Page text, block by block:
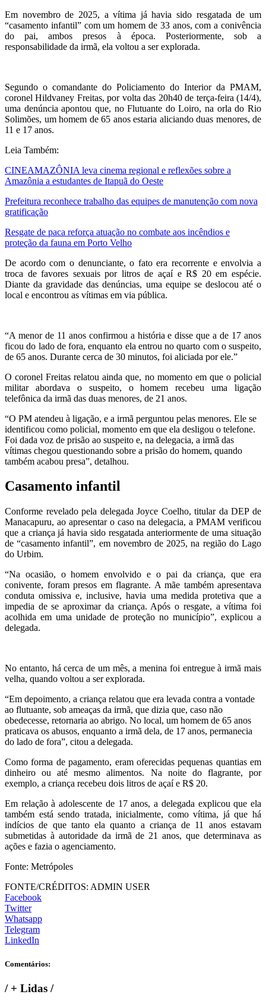
Em novembro de 2025, a vítima já havia sido resgatada de um
“casamento infantil” com um homem de 33 anos, com a conivência
do pai, ambos presos à época. Posteriormente, sob a
responsabilidade da irmã, ela voltou a ser explorada.
Segundo o comandante do Policiamento do Interior da PMAM,
coronel Hildvaney Freitas, por volta das 20h40 de terça-feira (14/4),
uma denúncia apontou que, no Flutuante do Loiro, na orla do Rio
Solimões, um homem de 65 anos estaria aliciando duas menores, de
11 e 17 anos.
Leia Também:
CINEAMAZÔNIA leva cinema regional e reflexões sobre a
Amazônia a estudantes de Itapuã do Oeste
Prefeitura reconhece trabalho das equipes de manutenção com nova
gratificação
Resgate de paca reforça atuação no combate aos incêndios e
proteção da fauna em Porto Velho
De acordo com o denunciante, o fato era recorrente e envolvia a
troca de favores sexuais por litros de açaí e R$ 20 em espécie.
Diante da gravidade das denúncias, uma equipe se deslocou até o
local e encontrou as vítimas em via pública.
“A menor de 11 anos confirmou a história e disse que a de 17 anos
ficou do lado de fora, enquanto ela entrou no quarto com o suspeito,
de 65 anos. Durante cerca de 30 minutos, foi aliciada por ele.”
O coronel Freitas relatou ainda que, no momento em que o policial
militar abordava o suspeito, o homem recebeu uma ligação
telefônica da irmã das duas menores, de 21 anos.
“O PM atendeu à ligação, e a irmã perguntou pelas menores. Ele se
identificou como policial, momento em que ela desligou o telefone.
Foi dada voz de prisão ao suspeito e, na delegacia, a irmã das
vítimas chegou questionando sobre a prisão do homem, quando
também acabou presa”, detalhou.
Casamento infantil
Conforme revelado pela delegada Joyce Coelho, titular da DEP de
Manacapuru, ao apresentar o caso na delegacia, a PMAM verificou
que a criança já havia sido resgatada anteriormente de uma situação
de “casamento infantil”, em novembro de 2025, na região do Lago
do Urbim.
“Na ocasião, o homem envolvido e o pai da criança, que era
conivente, foram presos em flagrante. A mãe também apresentava
conduta omissiva e, inclusive, havia uma medida protetiva que a
impedia de se aproximar da criança. Após o resgate, a vítima foi
acolhida em uma unidade de proteção no município”, explicou a
delegada.
No entanto, há cerca de um mês, a menina foi entregue à irmã mais
velha, quando voltou a ser explorada.
“Em depoimento, a criança relatou que era levada contra a vontade
ao flutuante, sob ameaças da irmã, que dizia que, caso não
obedecesse, retornaria ao abrigo. No local, um homem de 65 anos
praticava os abusos, enquanto a irmã dela, de 17 anos, permanecia
do lado de fora”, citou a delegada.
Como forma de pagamento, eram oferecidas pequenas quantias em
dinheiro ou até mesmo alimentos. Na noite do flagrante, por
exemplo, a criança recebeu dois litros de açaí e R$ 20.
Em relação à adolescente de 17 anos, a delegada explicou que ela
também está sendo tratada, inicialmente, como vítima, já que há
indícios de que tanto ela quanto a criança de 11 anos estavam
submetidas à autoridade da irmã de 21 anos, que determinava as
ações e fazia o agenciamento.
Fonte: Metrópoles
FONTE/CRÉDITOS: ADMIN USER
Facebook
Twitter
Whatsapp
Telegram
LinkedIn
Comentários:
/+ Lidas /